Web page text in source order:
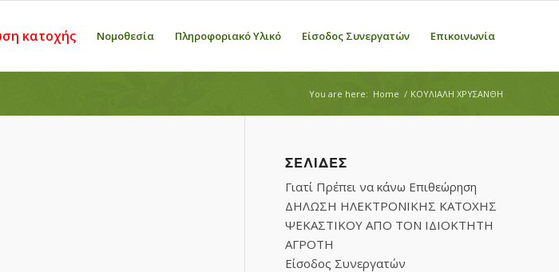
κατοχής Νομοθεσία Πληροφοριακό Υλικό Είσοδος Συνεργατών Επικοινωνία
You are here: Home / ΚΟΥΛΙΑΛΗ ΧΡΥΣΑΝΘΗ
ΣΕΛΊΔΕΣ
Γιατί Πρέπει να κάνω Επιθεώρηση
ΔΗΛΩΣΗ ΗΛΕΚΤΡΟΝΙΚΗΣ ΚΑΤΟΧΗΣ
ΨΕΚΑΣΤΙΚΟΥ ΑΠΟ ΤΟΝ ΙΔΙΟΚΤΗΤΗ
ΑΓΡΟΤΗ
Είσοδος Συνεργατών